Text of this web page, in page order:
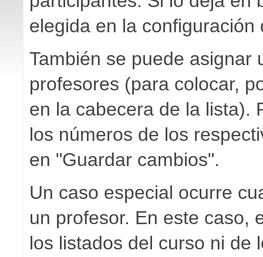
elegida en la configuración
También se puede asignar
profesores (para colocar,
en la cabecera de la lista).
los números de los
en "Guardar cambios".
Un caso especial ocurre
un profesor. En este caso,
los listados del curso ni de